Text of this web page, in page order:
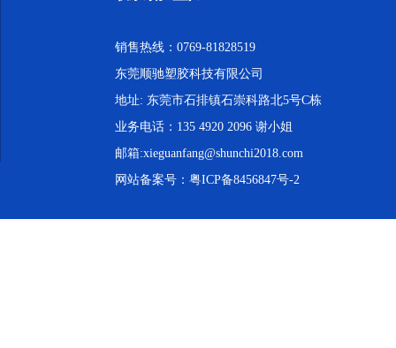
销售热线：0769-81828519
东莞顺驰塑胶科技有限公司
地址: 东莞市石排镇石崇科路北5号C栋
业务电话：135 4920 2096 谢小姐
邮箱:xieguanfang@shunchi2018.com
网站备案号： 粤ICP备8456847号-2